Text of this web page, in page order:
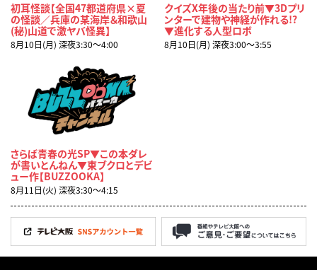
初耳怪談【全国47都道府県×夏
の怪談／兵庫の某海岸＆和歌山
(秘)山道で激ヤバ怪異】
8月10日(月) 深夜3:30〜4:00
クイズX年後の当たり前▼3Dプリ
ンターで建物や神経が作れる!?
▼進化する人型ロボ
8月10日(月) 深夜3:00〜3:55
さらば青春の光SP▼この本ダレ
が書いとんねん▼東ブクロとデビ
ュー作【BUZZOOKA】
8月11日(火) 深夜3:30〜4:15